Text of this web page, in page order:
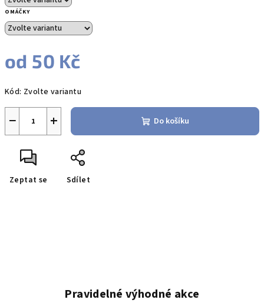
OMÁČKY
od 50 Kč
cena:
Kód: Zvolte variantu
+
− Do košíku
Zeptat se Sdílet
Pravidelné výhodné akce